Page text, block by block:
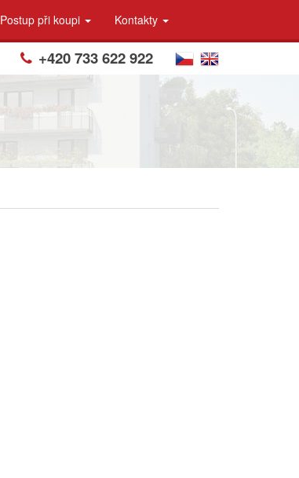
Postup při koupi Kontakty
+420 733 622 922